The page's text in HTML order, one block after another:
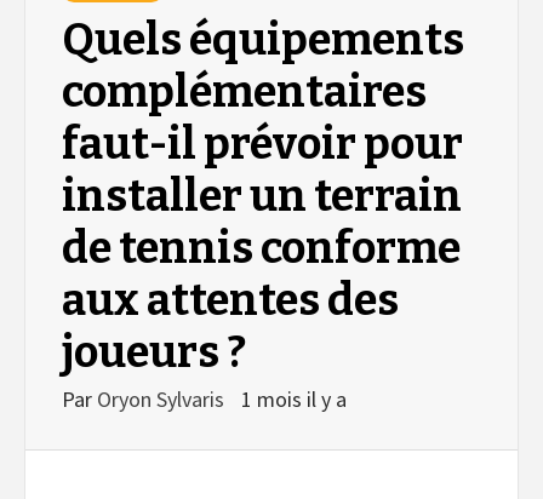
Quels équipements
complémentaires
faut-il prévoir pour
installer un terrain
de tennis conforme
aux attentes des
joueurs ?
Par Oryon Sylvaris 1 mois il y a